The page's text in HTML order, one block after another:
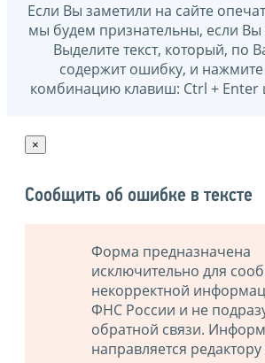
Если Вы заметили на сайте
мы будем признательны, если
Выделите текст, который, по
содержит ошибку, и нажмите
комбинацию клавиш: Ctrl + Enter
×
Сообщить об ошибке в тексте
Форма предназначена
исключительно для
некорректной
ФНС России и не
обратной связи.
направляется